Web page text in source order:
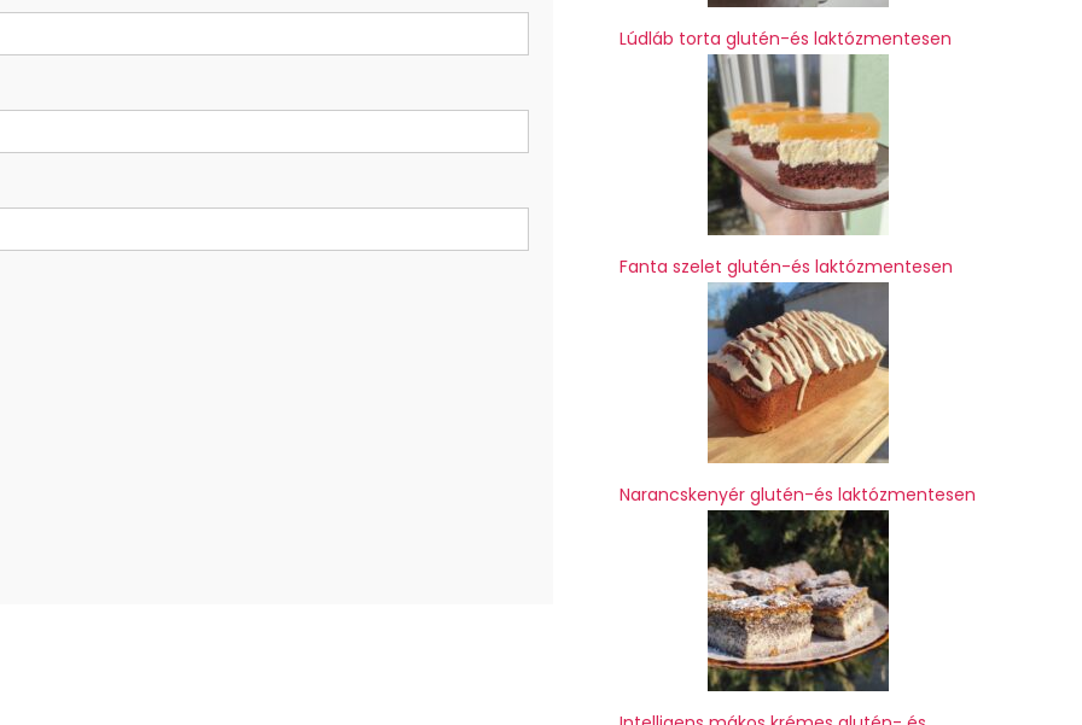
Lúdláb torta glutén-és laktózmentesen
Fanta szelet glutén-és laktózmentesen
Narancskenyér glutén-és laktózmentesen